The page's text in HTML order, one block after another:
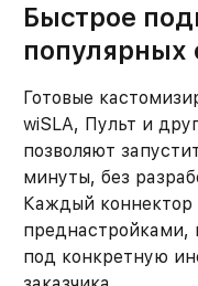
Быстрое
популярных
Готовые
wiSLA, Пульт и
позволяют
минуты, без
Каждый коннектор
преднастройками,
под конкретную